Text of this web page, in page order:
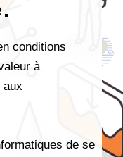
conditions
à
aux
de se